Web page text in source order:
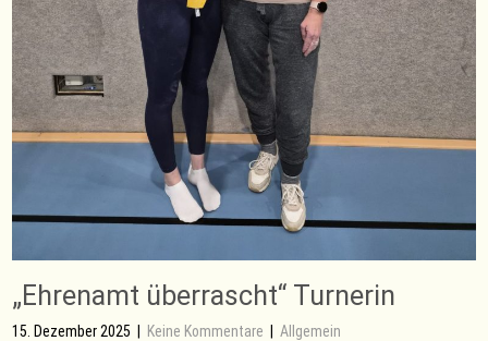
„Ehrenamt überrascht“ Turnerin
15. Dezember 2025 Keine Kommentare |Allgemein